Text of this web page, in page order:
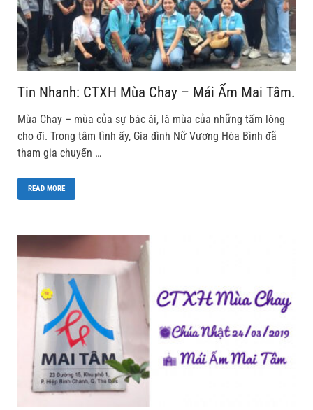
Tin Nhanh: CTXH Mùa Chay – Mái Ấm Mai Tâm.
Mùa Chay – mùa của sự bác ái, là mùa của những tấm lòng
cho đi. Trong tâm tình ấy, Gia đình Nữ Vương Hòa Bình đã
tham gia chuyến …
READ MORE